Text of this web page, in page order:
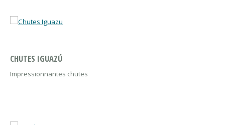
CHUTES IGUAZÚ
Impressionnantes chutes